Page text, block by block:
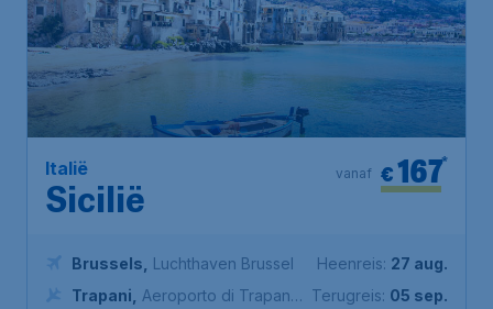
Italië
Sicilië
€167*
vanaf
Brussels
Luchthaven Brussel
Trapani
Aeroporto di Trapani-
Heenreis: 27 aug.
Terugreis: 05 sep.